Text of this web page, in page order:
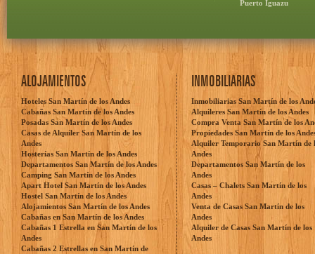
Puerto Iguazu
ALOJAMIENTOS
Hoteles San Martín de los Andes
Cabañas San Martín de los Andes
Posadas San Martín de los Andes
Casas de Alquiler San Martín de los
Andes
Hosterías San Martín de los Andes
Departamentos San Martín de los Andes
Camping San Martín de los Andes
Apart Hotel San Martín de los Andes
Hostel San Martín de los Andes
Alojamientos San Martín de los Andes
Cabañas en San Martín de los Andes
Cabañas 1 Estrella en San Martín de los
Andes
Cabañas 2 Estrellas en San Martín de
INMOBILIARIAS
Inmobiliarias San Martín de los
Alquileres San Martín de los Andes
Compra Venta San Martín de los
Propiedades San Martín de los
Alquiler Temporario San Martín de
Andes
Departamentos San Martín de los
Andes
Casas – Chalets San Martín de los
Andes
Venta de Casas San Martín de los
Andes
Alquiler de Casas San Martín de los
Andes